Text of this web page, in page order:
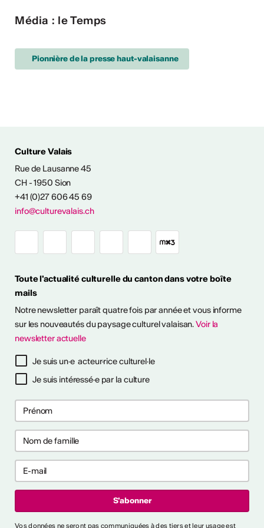
& CONTACT
2024/2025
Média : le Temps
Pionnière de la presse haut-valaisanne
Culture Valais
Rue de Lausanne 45
CH - 1950 Sion
+41 (0)27 606 45 69
info@culturevalais.ch
Toute l'actualité culturelle du canton dans votre boîte
mails
Notre newsletter paraît quatre fois par année et vous informe
sur les nouveautés du paysage culturel valaisan.Voir la
newsletter actuelle
Je suis un·e acteur·rice culturel·le
Je suis intéressé·e par la culture
Vos données ne seront pas communiquées à des tiers et leur usage est